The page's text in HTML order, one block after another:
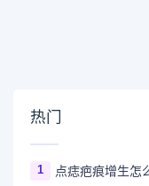
热门
1 点痣疤痕增生怎